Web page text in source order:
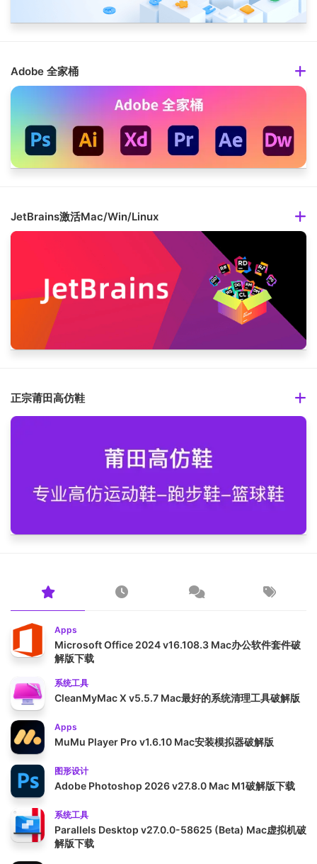
Adobe 全家桶
JetBrains激活Mac/Win/Linux
正宗莆田高仿鞋
Apps
Microsoft Office 2024 v16.108.3 Mac办公软件套件破
解版下载
系统工具
CleanMyMac X v5.5.7 Mac最好的系统清理工具破解版
Apps
MuMu Player Pro v1.6.10 Mac安装模拟器破解版
图形设计
Adobe Photoshop 2026 v27.8.0 Mac M1破解版下载
系统工具
Parallels Desktop v27.0.0-58625 (Beta) Mac虚拟机破
解版下载